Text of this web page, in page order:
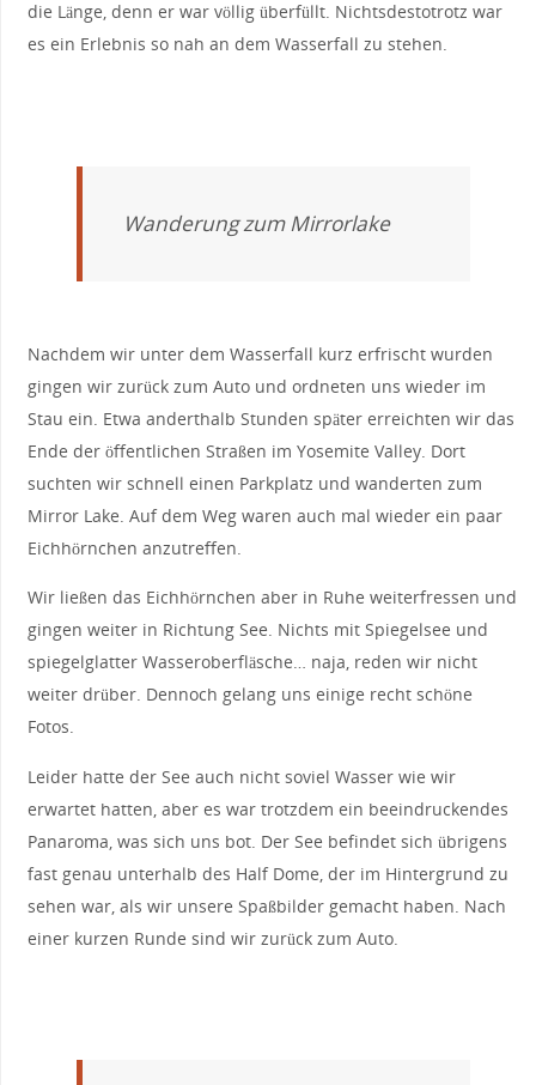
die Länge, denn er war völlig überfüllt. Nichtsdestotrotz war
es ein Erlebnis so nah an dem Wasserfall zu stehen.
Wanderung zum Mirrorlake
Nachdem wir unter dem Wasserfall kurz erfrischt wurden
gingen wir zurück zum Auto und ordneten uns wieder im
Stau ein. Etwa anderthalb Stunden später erreichten wir das
Ende der öffentlichen Straßen im Yosemite Valley. Dort
suchten wir schnell einen Parkplatz und wanderten zum
Mirror Lake. Auf dem Weg waren auch mal wieder ein paar
Eichhörnchen anzutreffen.
Wir ließen das Eichhörnchen aber in Ruhe weiterfressen und
gingen weiter in Richtung See. Nichts mit Spiegelsee und
spiegelglatter Wasseroberfläsche… naja, reden wir nicht
weiter drüber. Dennoch gelang uns einige recht schöne
Fotos.
Leider hatte der See auch nicht soviel Wasser wie wir
erwartet hatten, aber es war trotzdem ein beeindruckendes
Panaroma, was sich uns bot. Der See befindet sich übrigens
fast genau unterhalb des Half Dome, der im Hintergrund zu
sehen war, als wir unsere Spaßbilder gemacht haben. Nach
einer kurzen Runde sind wir zurück zum Auto.